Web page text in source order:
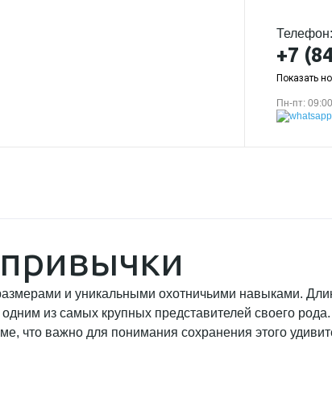
Телефон:
+7
Показать
Пн-пт:
и уникальными охотничьими навыками.
из самых крупных представителей своего
что важно для понимания сохранения этого